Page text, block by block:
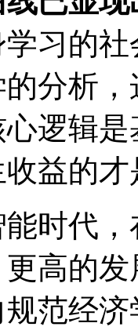
习的
分析
逻辑
益的
时代
高的
范经